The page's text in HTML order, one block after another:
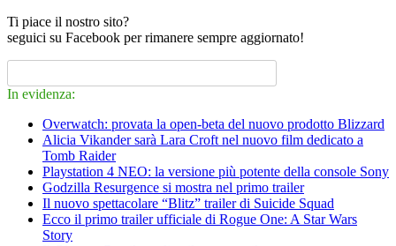
Ti piace il nostro sito?
seguici su Facebook per rimanere sempre aggiornato!
In evidenza:
Overwatch: provata la open-beta del nuovo prodotto Blizzard
Alicia Vikander sarà Lara Croft nel nuovo film dedicato a
Tomb Raider
Playstation 4 NEO: la versione più potente della console Sony
Godzilla Resurgence si mostra nel primo trailer
Il nuovo spettacolare “Blitz” trailer di Suicide Squad
Ecco il primo trailer ufficiale di Rogue One: A Star Wars
Story